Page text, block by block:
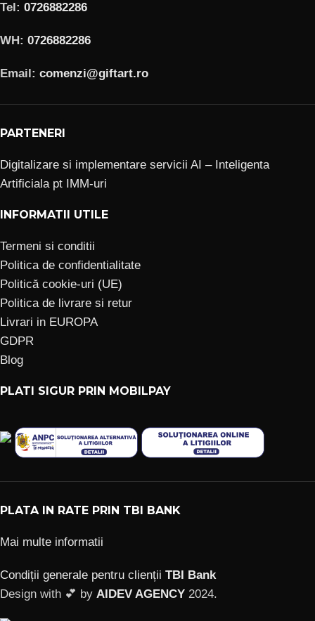
Tel: 0726882286
WH: 0726882286
Email: comenzi@giftart.ro
PARTENERI
Digitalizare si implementare servicii AI – Inteligenta
Artificiala pt IMM-uri
INFORMATII UTILE
Termeni si conditii
Politica de confidentialitate
Politică cookie-uri (UE)
Politica de livrare si retur
Livrari in EUROPA
GDPR
Blog
PLATI SIGUR PRIN MOBILPAY
PLATA IN RATE PRIN TBI BANK
Mai multe informatii
Condiții generale pentru clienții TBI Bank
Design with 💕 by AIDEV AGENCY 2024.